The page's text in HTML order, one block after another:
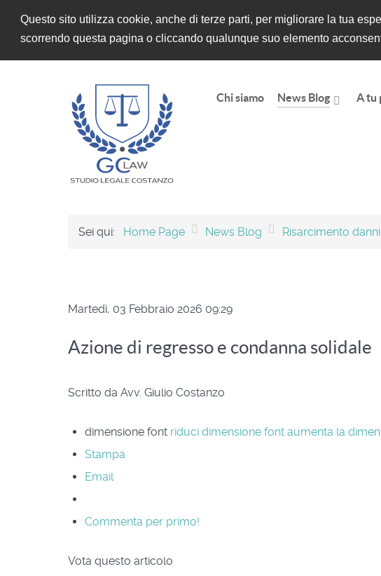
Questo sito utilizza cookie, anche di terze parti, per migliorare la tua
scorrendo questa pagina o cliccando qualunque suo elemento
Chi siamo News Blog A tu
Sei qui: Home Page News Blog Risarcimento danni
Martedì, 03 Febbraio 2026 09:29
Azione di regresso e condanna solidale
Scritto da Avv. Giulio Costanzo
dimensione font riduci dimensione font aumenta la
Stampa
Email
Commenta per primo!
Vota questo articolo